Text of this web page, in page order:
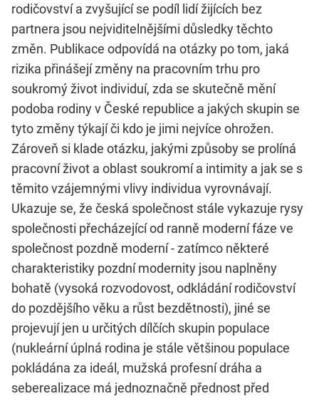
rodičovství a zvyšující se podíl lidí žijících bez
partnera jsou nejviditelnějšími důsledky těchto
změn. Publikace odpovídá na otázky po tom, jaká
rizika přinášejí změny na pracovním trhu pro
soukromý život individuí, zda se skutečně mění
podoba rodiny v České republice a jakých skupin se
tyto změny týkají či kdo je jimi nejvíce ohrožen.
Zároveň si klade otázku, jakými způsoby se prolíná
pracovní život a oblast soukromí a intimity a jak se s
těmito vzájemnými vlivy individua vyrovnávají.
Ukazuje se, že česká společnost stále vykazuje rysy
společnosti přecházející od ranně moderní fáze ve
společnost pozdně moderní - zatímco některé
charakteristiky pozdní modernity jsou naplněny
bohatě (vysoká rozvodovost, odkládání rodičovství
do pozdějšího věku a růst bezdětnosti), jiné se
projevují jen u určitých dílčích skupin populace
(nukleární úplná rodina je stále většinou populace
pokládána za ideál, mužská profesní dráha a
seberealizace má jednoznačně přednost před